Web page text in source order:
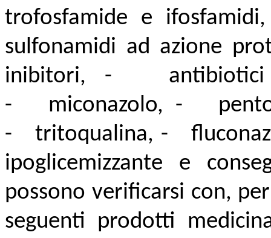
trofosfamide e
sulfonamidi ad azione
inibitori, - antibiotici
- miconazolo, -
- tritoqualina, -
ipoglicemizzante e
possono verificarsi con,
seguenti prodotti